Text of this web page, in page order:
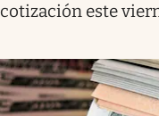
cotización este